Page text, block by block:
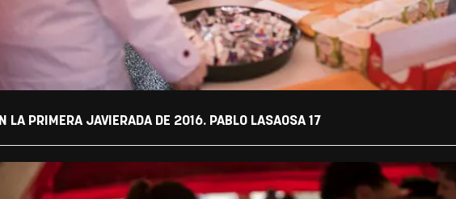
LA PRIMERA JAVIERADA DE 2016. PABLO LASAOSA 17